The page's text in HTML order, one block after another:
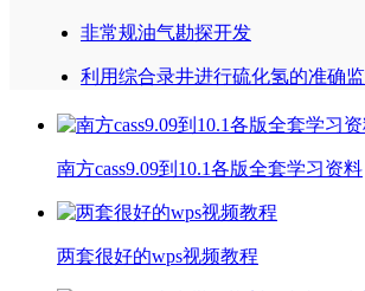
非常规油气勘探开发
利用综合录井进行硫化氢的准确
南方cass9.09到10.1各版全套学习资料
两套很好的wps视频教程